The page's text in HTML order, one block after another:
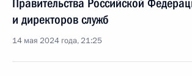
Правительства Российской
и директоров служб
14 мая 2024 года, 21:25